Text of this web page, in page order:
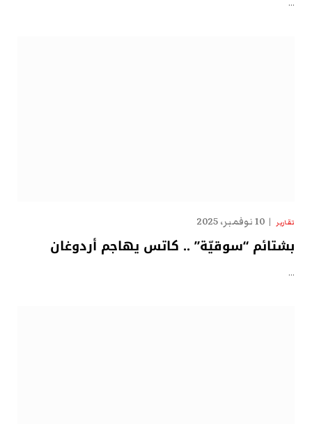
…
تقارير 10 نوفمبر، 2025
بشتائم “سوقيّة” .. كاتس يهاجم أردوغان
…